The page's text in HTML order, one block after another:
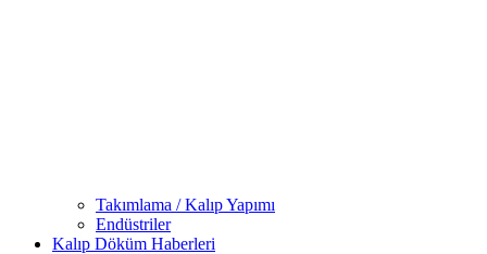
Takımlama / Kalıp Yapımı
Endüstriler
Kalıp Döküm Haberleri